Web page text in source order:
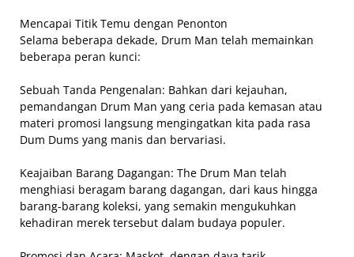
Mencapai Titik Temu dengan Penonton
Selama beberapa dekade, Drum Man telah memainkan
beberapa peran kunci:
Sebuah Tanda Pengenalan: Bahkan dari kejauhan,
pemandangan Drum Man yang ceria pada kemasan atau
materi promosi langsung mengingatkan kita pada rasa
Dum Dums yang manis dan bervariasi.
Keajaiban Barang Dagangan: The Drum Man telah
menghiasi beragam barang dagangan, dari kaus hingga
barang-barang koleksi, yang semakin mengukuhkan
kehadiran merek tersebut dalam budaya populer.